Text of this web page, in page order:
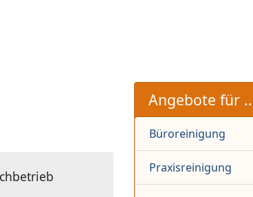
Angebote für
Büroreinigung
Praxisreinigung